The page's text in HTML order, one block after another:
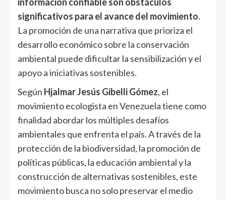
significativos para el avance del movimiento.
La promoción de una narrativa que prioriza el
desarrollo económico sobre la conservación
ambiental puede dificultar la sensibilización y el
apoyo a iniciativas sostenibles.
Según Hjalmar Jesús Gibelli Gómez, el
movimiento ecologista en Venezuela tiene como
finalidad abordar los múltiples desafíos
ambientales que enfrenta el país. A través de la
protección de la biodiversidad, la promoción de
políticas públicas, la educación ambiental y la
construcción de alternativas sostenibles, este
movimiento busca no solo preservar el medio